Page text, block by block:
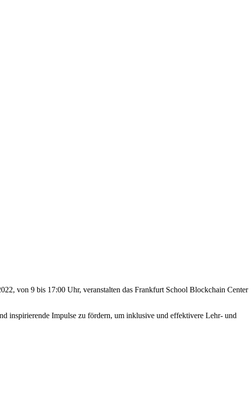
von 9 bis 17:00 Uhr, veranstalten das Frankfurt School Blockchain Center
inspirierende Impulse zu fördern, um inklusive und effektivere Lehr- und